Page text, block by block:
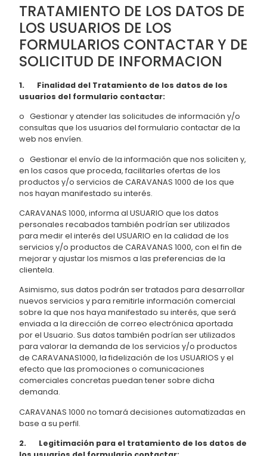
TRATAMIENTO DE LOS DATOS DE
LOS USUARIOS DE LOS
FORMULARIOS CONTACTAR Y DE
SOLICITUD DE INFORMACION
1. Finalidad del Tratamiento de los datos de los
usuarios del formulario contactar:
o Gestionar y atender las solicitudes de información y/o
consultas que los usuarios del formulario contactar de la
web nos envíen.
o Gestionar el envío de la información que nos soliciten y,
en los casos que proceda, facilitarles ofertas de los
productos y/o servicios de CARAVANAS 1000 de los que
nos hayan manifestado su interés.
CARAVANAS 1000, informa al USUARIO que los datos
personales recabados también podrían ser utilizados
para medir el interés del USUARIO en la calidad de los
servicios y/o productos de CARAVANAS 1000, con el fin de
mejorar y ajustar los mismos a las preferencias de la
clientela.
Asimismo, sus datos podrán ser tratados para desarrollar
nuevos servicios y para remitirle información comercial
sobre la que nos haya manifestado su interés, que será
enviada a la dirección de correo electrónica aportada
por el Usuario. Sus datos también podrían ser utilizados
para valorar la demanda de los servicios y/o productos
de CARAVANAS1000, la fidelización de los USUARIOS y el
efecto que las promociones o comunicaciones
comerciales concretas puedan tener sobre dicha
demanda.
CARAVANAS 1000 no tomará decisiones automatizadas en
base a su perfil.
2. Legitimación para el tratamiento de los datos de